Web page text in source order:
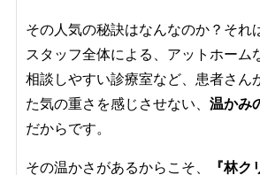
その人気の秘訣はなんなのか？それ
スタッフ全体による、アットホーム
相談しやすい診療室など、患者さん
た気の重さを感じさせない、 温かみ
だからです。
その温かさがあるからこそ、 『林ク